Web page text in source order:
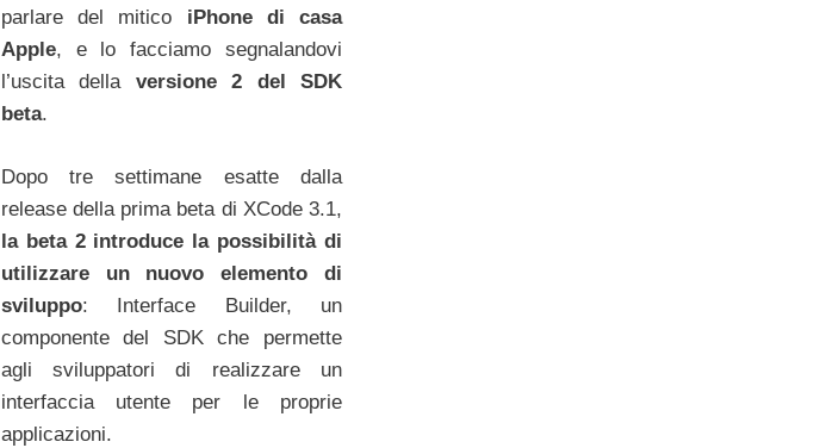
parlare del mitico iPhone di casa
Apple, e lo facciamo segnalandovi
l’uscita della versione 2 del SDK
beta.
Dopo tre settimane esatte dalla
release della prima beta di XCode 3.1,
la beta 2 introduce la possibilità di
utilizzare un nuovo elemento di
sviluppo: Interface Builder, un
componente del SDK che permette
agli sviluppatori di realizzare un
interfaccia utente per le proprie
applicazioni.